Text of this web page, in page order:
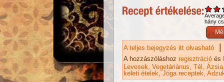
hány
A teljes bejegyzés itt olvasható |
A hozzászóláshoz regisztráció és
Levesek Vegetáriánus Tél Ázsia
keleti ételek Jóga receptek